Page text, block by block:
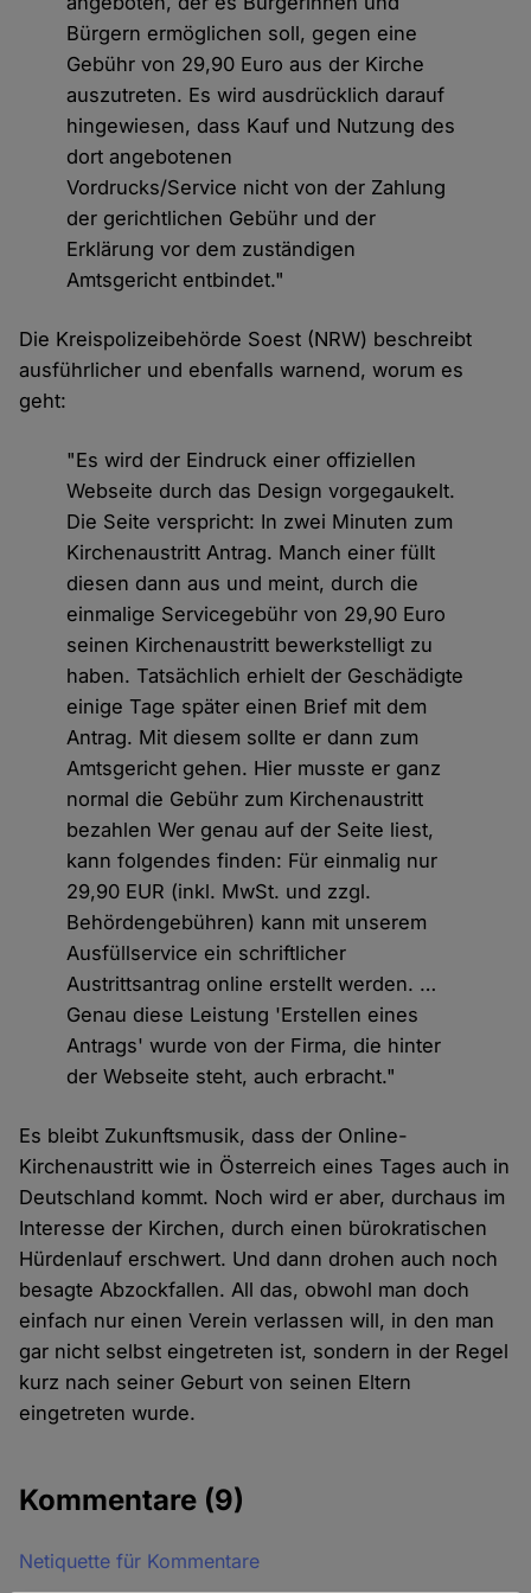
Bürgern ermöglichen soll, gegen eine
Gebühr von 29,90 Euro aus der Kirche
auszutreten. Es wird ausdrücklich darauf
hingewiesen, dass Kauf und Nutzung des
dort angebotenen
Vordrucks/Service nicht von der Zahlung
der gerichtlichen Gebühr und der
Erklärung vor dem zuständigen
Amtsgericht entbindet."
Die Kreispolizeibehörde Soest (NRW) beschreibt
ausführlicher und ebenfalls warnend, worum es
geht:
"Es wird der Eindruck einer offiziellen
Webseite durch das Design vorgegaukelt.
Die Seite verspricht: In zwei Minuten zum
Kirchenaustritt Antrag. Manch einer füllt
diesen dann aus und meint, durch die
einmalige Servicegebühr von 29,90 Euro
seinen Kirchenaustritt bewerkstelligt zu
haben. Tatsächlich erhielt der Geschädigte
einige Tage später einen Brief mit dem
Antrag. Mit diesem sollte er dann zum
Amtsgericht gehen. Hier musste er ganz
normal die Gebühr zum Kirchenaustritt
bezahlen Wer genau auf der Seite liest,
kann folgendes finden: Für einmalig nur
29,90 EUR (inkl. MwSt. und zzgl.
Behördengebühren) kann mit unserem
Ausfüllservice ein schriftlicher
Austrittsantrag online erstellt werden. …
Genau diese Leistung 'Erstellen eines
Antrags' wurde von der Firma, die hinter
der Webseite steht, auch erbracht."
Es bleibt Zukunftsmusik, dass der Online-
Kirchenaustritt wie in Österreich eines Tages auch in
Deutschland kommt. Noch wird er aber, durchaus im
Interesse der Kirchen, durch einen bürokratischen
Hürdenlauf erschwert. Und dann drohen auch noch
besagte Abzockfallen. All das, obwohl man doch
einfach nur einen Verein verlassen will, in den man
gar nicht selbst eingetreten ist, sondern in der Regel
kurz nach seiner Geburt von seinen Eltern
eingetreten wurde.
Kommentare (9)
Netiquette für Kommentare